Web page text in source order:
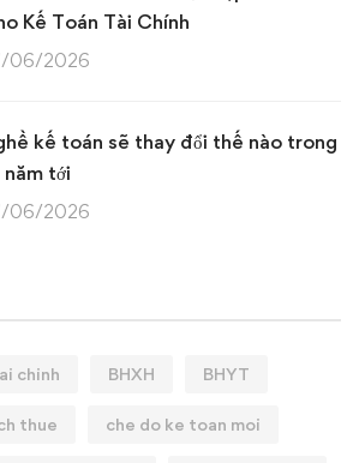
Kế Toán Tài Chính
06/2026
kế toán sẽ thay đổi thế nào trong
năm tới
06/2026
chinh BHXH BHYT
thue che do ke toan moi